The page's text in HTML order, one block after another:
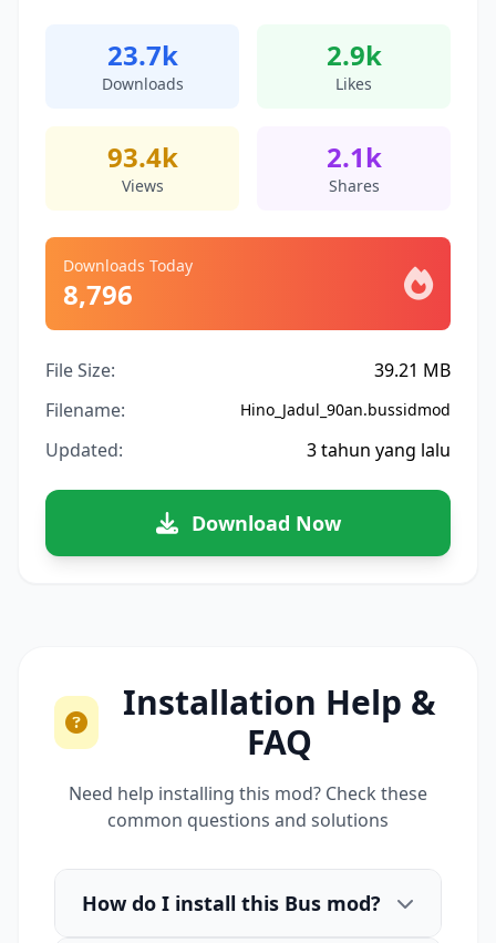
23.7k
Downloads
2.9k
Likes
93.4k
Views
2.1k
Shares
Downloads Today
8,796
File Size:
39.21 MB
Filename:
Hino_Jadul_90an.bussidmod
Updated: 3 tahun yang lalu
Download Now
Installation Help &
FAQ
Need help installing this mod? Check these
common questions and solutions
How do I install this Bus mod?